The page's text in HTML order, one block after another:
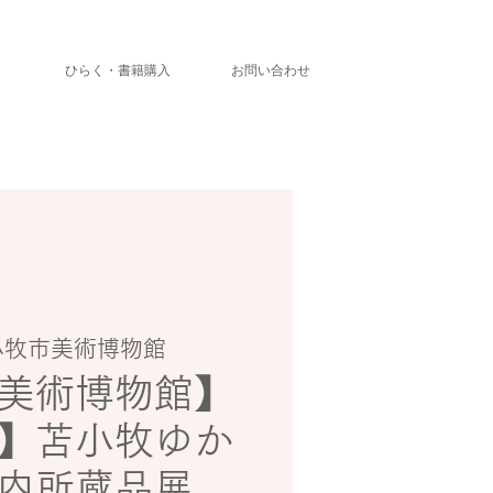
ひらく・書籍購入 お問い合わせ
牧市美術博物館
術博物館】
苫小牧ゆか